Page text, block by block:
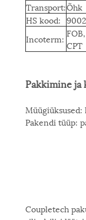
Transport:Õhk
HS kood:
Incoterm:
CPT
Pakkimine ja
Pakendi tüüp:
Coupletech